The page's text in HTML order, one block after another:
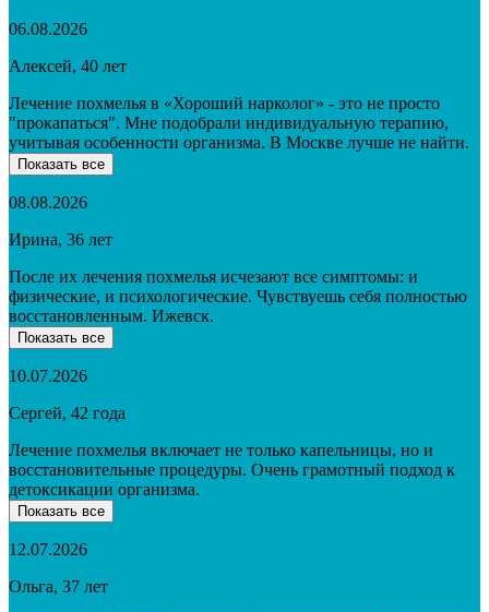
06.08.2026
Алексей, 40 лет
Лечение похмелья в «Хороший нарколог» - это не просто
"прокапаться". Мне подобрали индивидуальную терапию,
учитывая особенности организма. В Москве лучше не найти.
Показать все
08.08.2026
Ирина, 36 лет
После их лечения похмелья исчезают все симптомы: и
физические, и психологические. Чувствуешь себя полностью
восстановленным. Ижевск.
Показать все
10.07.2026
Сергей, 42 года
Лечение похмелья включает не только капельницы, но и
восстановительные процедуры. Очень грамотный подход к
детоксикации организма.
Показать все
12.07.2026
Ольга, 37 лет